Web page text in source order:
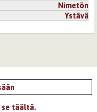
Nimetön
Ystävä
se täältä.